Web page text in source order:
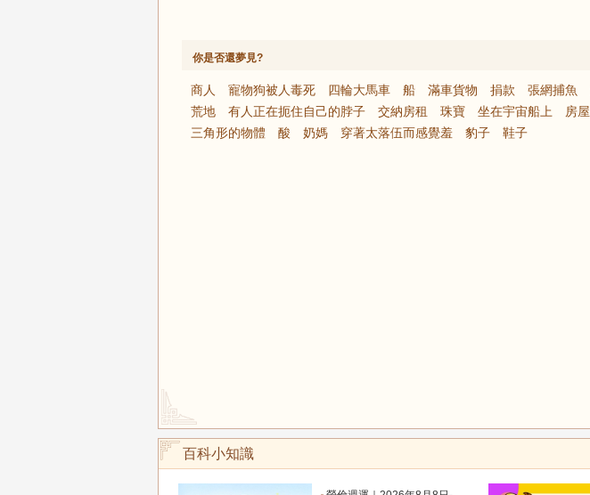
你是否還夢見?
商人 寵物狗被人毒死 四輪大馬車 船 滿車貨物 捐款 張網捕魚
荒地
有人正在扼住自己的脖子 交納房租 珠寶 坐在宇宙船上 房屋
三角形的物體
酸 奶媽 穿著太落伍而感覺羞 豹子 鞋子
百科小知識